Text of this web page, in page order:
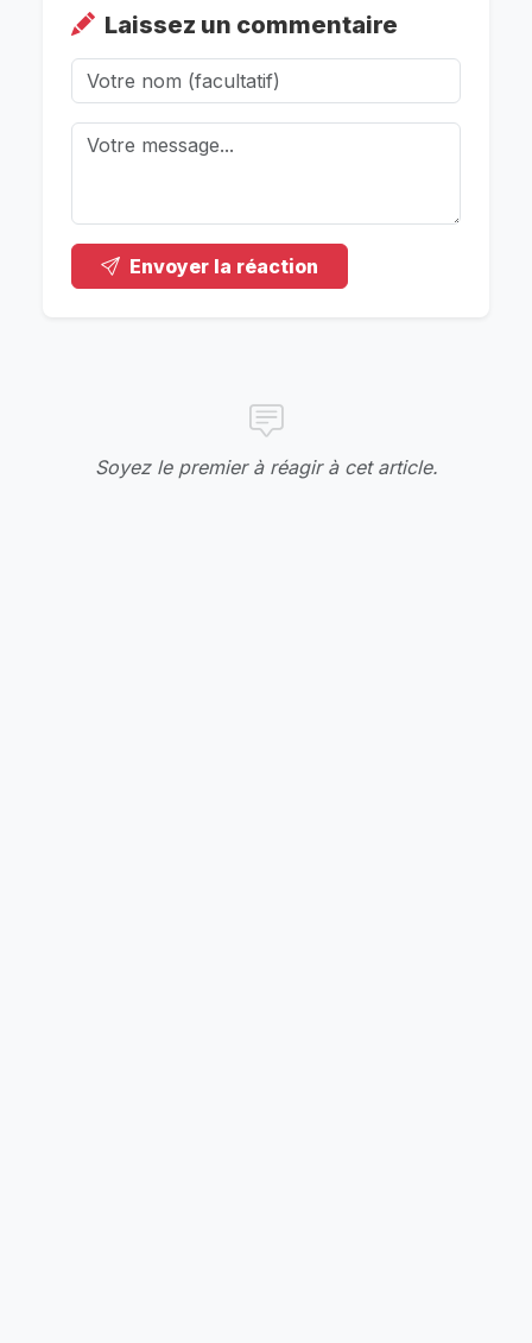
Laissez un commentaire
Envoyer la réaction
Soyez le premier à réagir à cet article.